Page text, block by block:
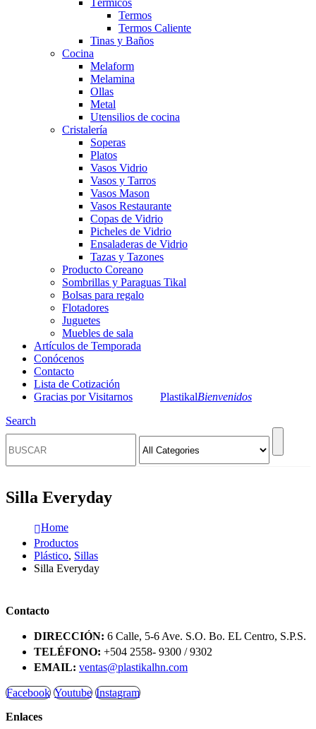
Termos
Termos Caliente
Tinas y Baños
Cocina
Melaform
Melamina
Ollas
Metal
Utensilios de cocina
Cristalería
Soperas
Platos
Vasos Vidrio
Vasos y Tarros
Vasos Mason
Vasos Restaurante
Copas de Vidrio
Picheles de Vidrio
Ensaladeras de Vidrio
Tazas y Tazones
Producto Coreano
Sombrillas y Paraguas Tikal
Bolsas para regalo
Flotadores
Juguetes
Muebles de sala
Artículos de Temporada
Conócenos
Contacto
Lista de Cotización
Gracias por Visitarnos
PlastikalBienvenidos
Search
Silla Everyday
Home
Productos
Plástico, Sillas
Silla Everyday
Contacto
DIRECCIÓN: 6 Calle, 5-6 Ave. S.O. Bo. EL Centro, S.P.S.
TELÉFONO: +504 2558- 9300 / 9302
EMAIL: ventas@plastikalhn.com
Facebook Youtube Instagram
Enlaces